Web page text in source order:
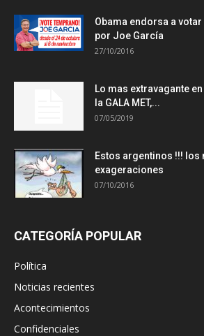
Obama endorsa a
por Joe García
27/10/2016
Lo mas extravagante
la GALA MET,...
07/05/2019
Estos argentinos !!! los
exageraciones
07/10/2016
CATEGORÍA POPULAR
Política
Noticias recientes
Acontecimientos
Confidenciales